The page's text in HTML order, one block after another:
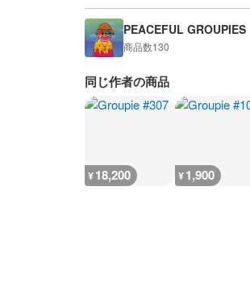
PEACEFUL GROUPIES
商品数130
同じ作者の商品
¥18,200 ¥1,900